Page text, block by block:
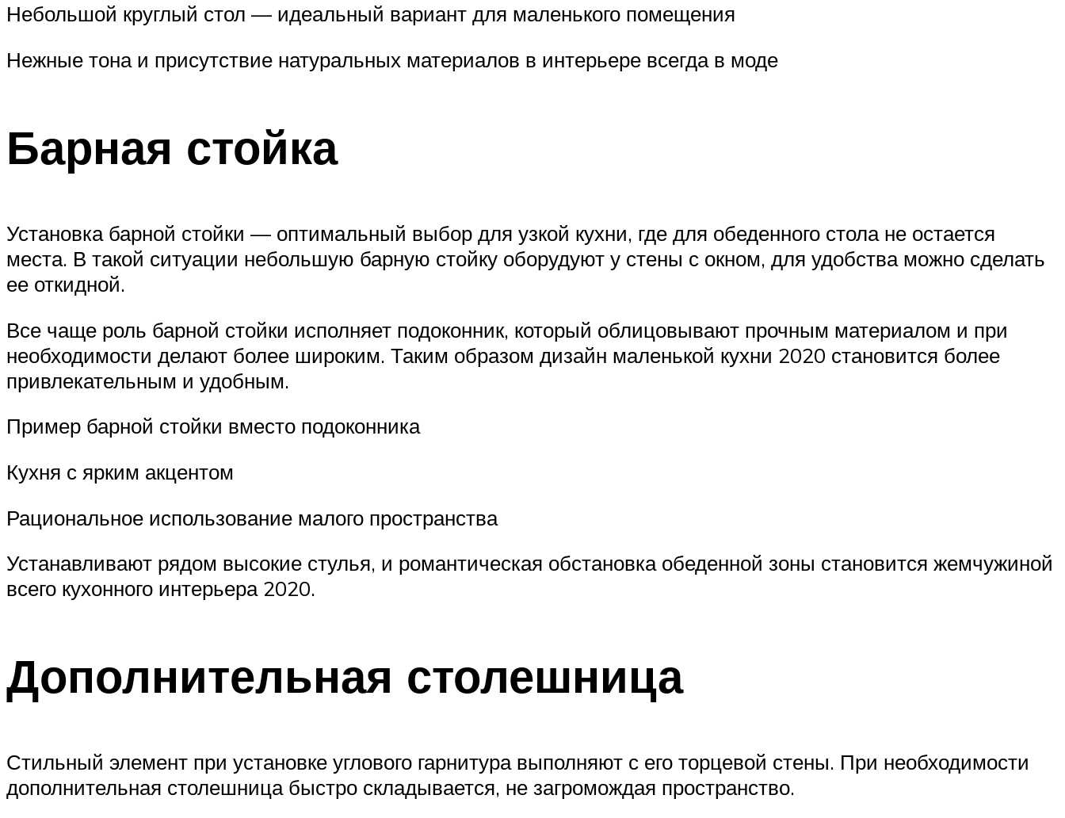
Небольшой круглый стол — идеальный вариант для маленького помещения
Нежные тона и присутствие натуральных материалов в интерьере всегда в моде
Барная стойка
Установка барной стойки — оптимальный выбор для узкой кухни, где для обеденного стола не остается
места. В такой ситуации небольшую барную стойку оборудуют у стены с окном, для удобства можно сделать
ее откидной.
Все чаще роль барной стойки исполняет подоконник, который облицовывают прочным материалом и при
необходимости делают более широким. Таким образом дизайн маленькой кухни 2020 становится более
привлекательным и удобным.
Пример барной стойки вместо подоконника
Кухня с ярким акцентом
Рациональное использование малого пространства
Устанавливают рядом высокие стулья, и романтическая обстановка обеденной зоны становится жемчужиной
всего кухонного интерьера 2020.
Дополнительная столешница
Стильный элемент при установке углового гарнитура выполняют с его торцевой стены. При необходимости
дополнительная столешница быстро складывается, не загромождая пространство.